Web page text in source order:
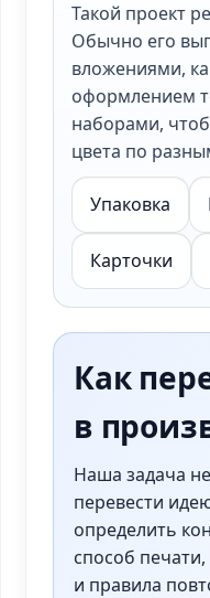
Такой проект
Обычно его
вложениями,
оформлением
наборами,
цвета по
Упаковка
Карточки
Как
в
Наша задача
перевести
определить
способ
и правила